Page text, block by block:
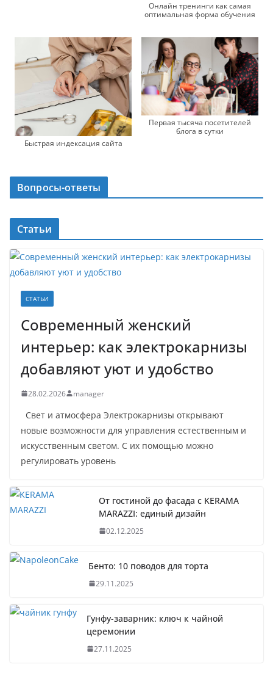
Онлайн тренинги как самая
оптимальная форма обучения
Быстрая индексация сайта
Первая тысяча посетителей
блога в сутки
Вопросы-ответы
Статьи
СТАТЬИ
Современный женский
интерьер: как электрокарнизы
добавляют уют и удобство
28.02.2026 manager
Свет и атмосфера Электрокарнизы открывают
новые возможности для управления естественным и
искусственным светом. С их помощью можно
регулировать уровень
От гостиной до фасада с KERAMA
MARAZZI: единый дизайн
02.12.2025
Бенто: 10 поводов для торта
29.11.2025
Гунфу-заварник: ключ к чайной
церемонии
27.11.2025